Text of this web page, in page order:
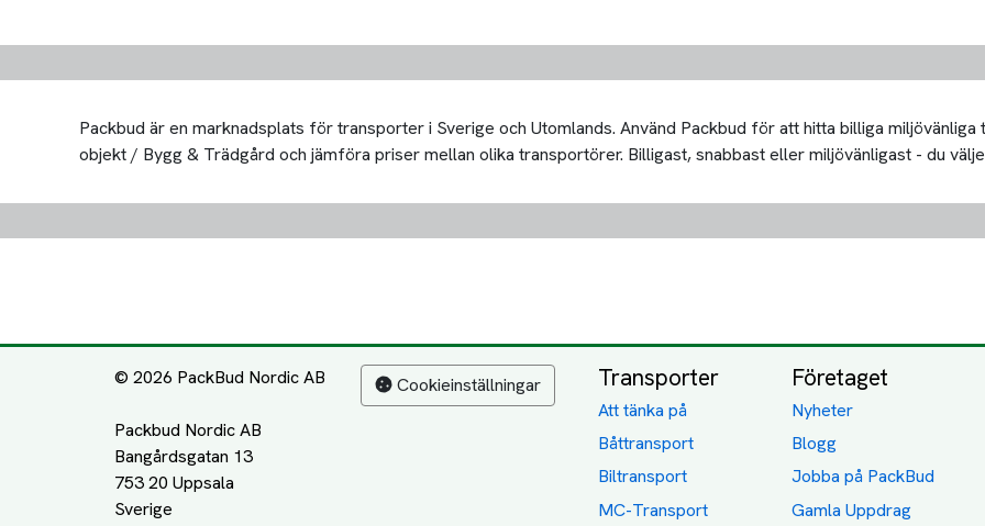
Packbud är en marknadsplats för transporter i Sverige och Utomlands. Använd Packbud för att hitta billiga
objekt / Bygg & Trädgård och jämföra priser mellan olika transportörer. Billigast, snabbast eller miljövänligast - du
© 2026 PackBud Nordic AB
Packbud Nordic AB
Bangårdsgatan 13
753 20 Uppsala
Cookieinställningar Transporter
Att tänka på
Båttransport
Biltransport
MC-Transport
Företaget
Nyheter
Blogg
Jobba på PackBud
Gamla Uppdrag